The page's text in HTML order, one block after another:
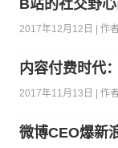
B站的社交野
2017年12月12日 | 作
内容付费时代
2017年11月13日 | 作
微博CEO爆新